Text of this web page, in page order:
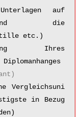
auf
und die
etc.)
Ihres
Vergleichsuni
in Bezug